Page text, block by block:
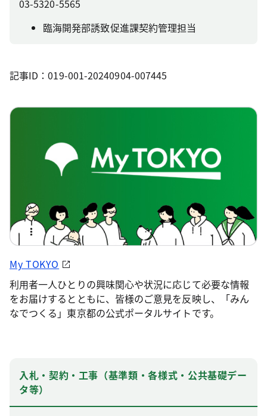
03-5320-5565
臨海開発部誘致促進課契約管理担当
記事ID：019-001-20240904-007445
My TOKYO
利用者一人ひとりの興味関心や状況に応じて必要な情報
をお届けするとともに、皆様のご意見を反映し、「みん
なでつくる」東京都の公式ポータルサイトです。
入札・契約・工事（基準類・各様式・公共基礎デー
タ等）